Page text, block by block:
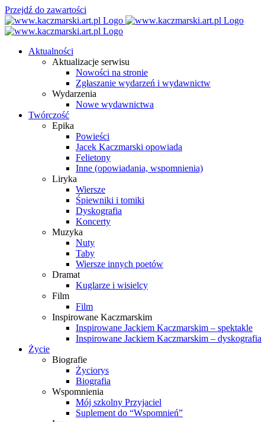
Przejdź do zawartości
Aktualności
Aktualizacje serwisu
Nowości na stronie
Zgłaszanie wydarzeń i wydawnictw
Wydarzenia
Nowe wydawnictwa
Twórczość
Epika
Powieści
Jacek Kaczmarski opowiada
Felietony
Inne (opowiadania, wspomnienia)
Liryka
Wiersze
Śpiewniki i tomiki
Dyskografia
Koncerty
Muzyka
Nuty
Taby
Wiersze innych poetów
Dramat
Kuglarze i wisielcy
Film
Film
Inspirowane Kaczmarskim
Inspirowane Jackiem Kaczmarskim – spektakle
Inspirowane Jackiem Kaczmarskim – dyskografia
Życie
Biografie
Życiorys
Biografia
Wspomnienia
Mój szkolny Przyjaciel
Suplement do “Wspomnień”